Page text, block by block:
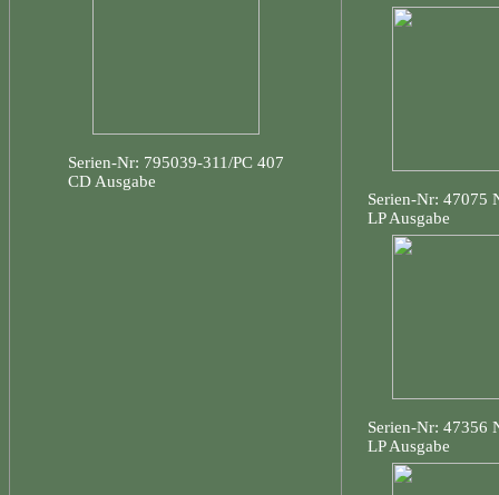
Serien-Nr: 795039-311/PC 407
CD Ausgabe
Serien-Nr: 47075
LP Ausgabe
Serien-Nr: 47356
LP Ausgabe